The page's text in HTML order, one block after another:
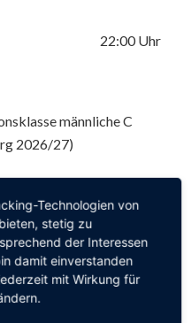
22:00Uhr
männliche C
2026/27)
gemischte Jugend D
2026/27)
Technologien von
stetig zu
der Interessen
damit einverstanden
mit Wirkung für